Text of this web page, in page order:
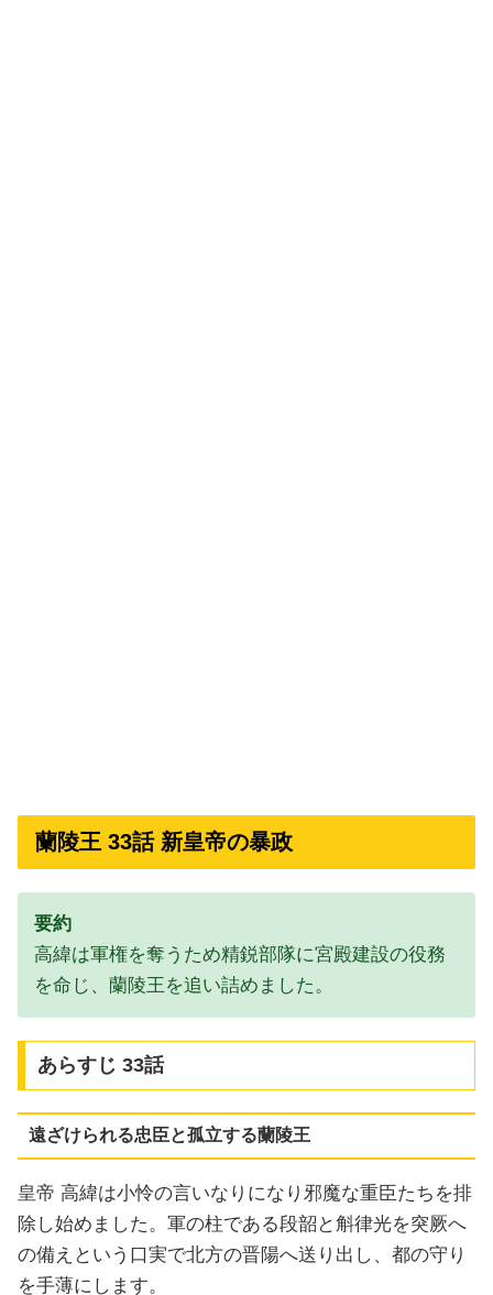
蘭陵王 33話 新皇帝の暴政
要約
高緯は軍権を奪うため精鋭部隊に宮殿建設の役務
を命じ、蘭陵王を追い詰めました。
あらすじ 33話
遠ざけられる忠臣と孤立する蘭陵王
皇帝 高緯は小怜の言いなりになり邪魔な重臣たちを排
除し始めました。軍の柱である段韶と斛律光を突厥へ
の備えという口実で北方の晋陽へ送り出し、都の守り
を手薄にします。